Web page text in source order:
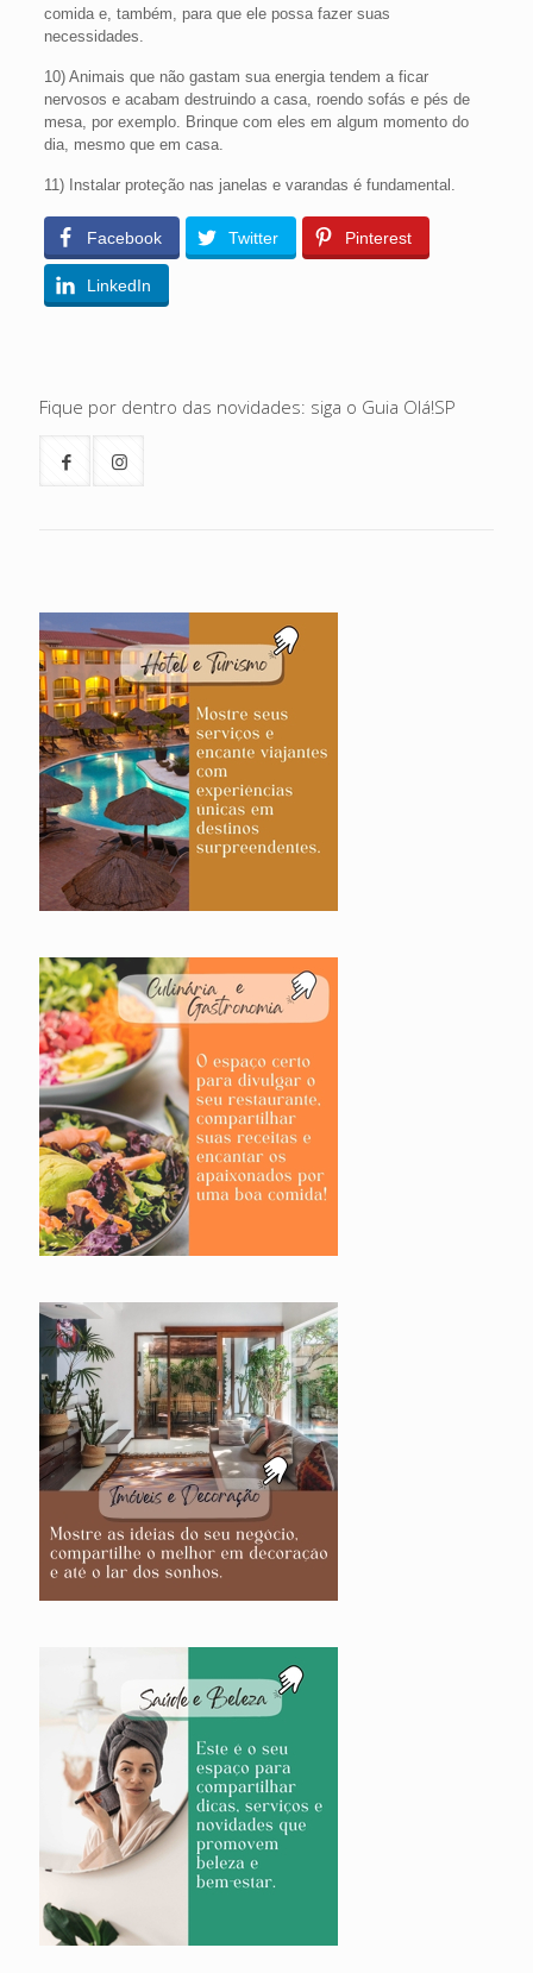
comida e, também, para que ele possa fazer suas
necessidades.
10) Animais que não gastam sua energia tendem a ficar
nervosos e acabam destruindo a casa, roendo sofás e pés de
mesa, por exemplo. Brinque com eles em algum momento do
dia, mesmo que em casa.
11) Instalar proteção nas janelas e varandas é fundamental.
Facebook Twitter Pinterest
LinkedIn
Fique por dentro das novidades: siga o Guia Olá!SP